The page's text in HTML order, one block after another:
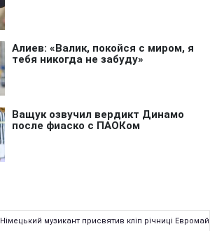
Німецький музикант присвятив кліп річниці